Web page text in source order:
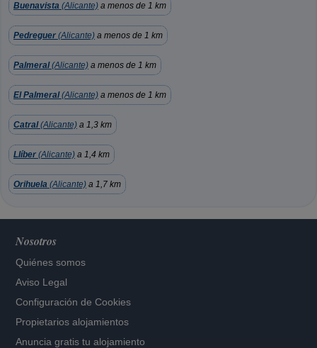
Buenavista (Alicante) a menos de 1 km
Pedreguer (Alicante) a menos de 1 km
Palmeral(Alicante) a menos de 1 km
El Palmeral(Alicante) a menos de 1 km
Catral(Alicante) a 1,3 km
Llíber (Alicante) a 1,4 km
Orihuela (Alicante) a 1,7 km
Nosotros
Quiénes somos
Aviso Legal
Configuración de Cookies
Propietarios alojamientos
Anuncia gratis tu alojamiento